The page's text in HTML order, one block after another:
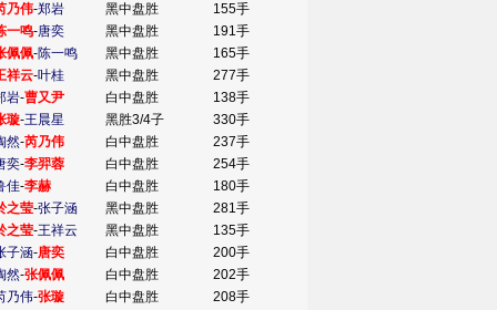
乃伟-郑岩 黑中盘胜
155手
一鸣-唐奕 黑中盘胜
191手
佩佩-陈一鸣 黑中盘胜
165手
祥云-叶桂 黑中盘胜
277手
岩-曹又尹 白中盘胜
138手
璇-王晨星 黑胜3/4子
330手
然-芮乃伟 白中盘胜
237手
奕-李羿蓉 白中盘胜
254手
佳-李赫 白中盘胜
180手
之莹-张子涵 黑中盘胜
281手
之莹-王祥云 黑中盘胜
135手
子涵-唐奕 白中盘胜
200手
然-张佩佩 白中盘胜
202手
乃伟-张璇 白中盘胜
208手